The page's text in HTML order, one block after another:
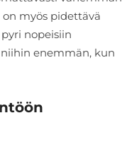
myös pidettävä
nopeisiin
enemmän, kun